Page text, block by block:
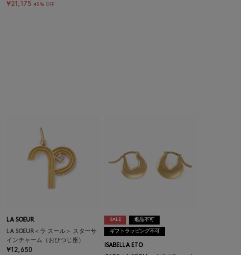
¥21,175 45% OFF
LA SOEUR
LA SOEUR＜ラ スール＞ スターサ
インチャーム（おひつじ座）
¥12,650
SALE 返品不可
ギフトラッピング不可
ISABELLA ETO